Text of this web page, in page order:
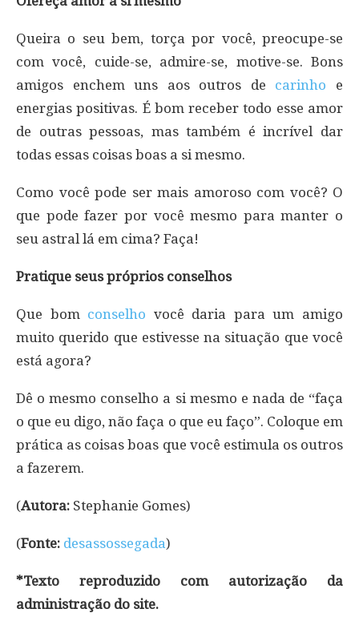
Queira o seu bem, torça por você, preocupe-se
com você, cuide-se, admire-se, motive-se. Bons
amigos enchem uns aos outros de carinho e
energias positivas. É bom receber todo esse amor
de outras pessoas, mas também é incrível dar
todas essas coisas boas a si mesmo.
Como você pode ser mais amoroso com você? O
que pode fazer por você mesmo para manter o
seu astral lá em cima? Faça!
Pratique seus próprios conselhos
Que bom conselho você daria para um amigo
muito querido que estivesse na situação que você
está agora?
Dê o mesmo conselho a si mesmo e nada de “faça
o que eu digo, não faça o que eu faço”. Coloque em
prática as coisas boas que você estimula os outros
a fazerem.
(Autora: Stephanie Gomes)
(Fonte: desassossegada)
*Texto reproduzido com autorização da
administração do site.